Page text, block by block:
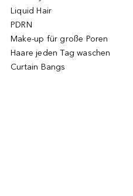
Liquid Hair
PDRN
Make-up für große Poren
Haare jeden Tag waschen
Curtain Bangs